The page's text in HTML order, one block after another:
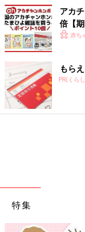
アカ
倍【期
赤ち
もら
PR(くら
特集